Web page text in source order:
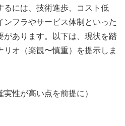
るには、技術進歩、コスト低
フラやサービス体制といった
あります。以下は、現状を踏
オ（楽観〜慎重）を提示しま
性が高い点を前提に）